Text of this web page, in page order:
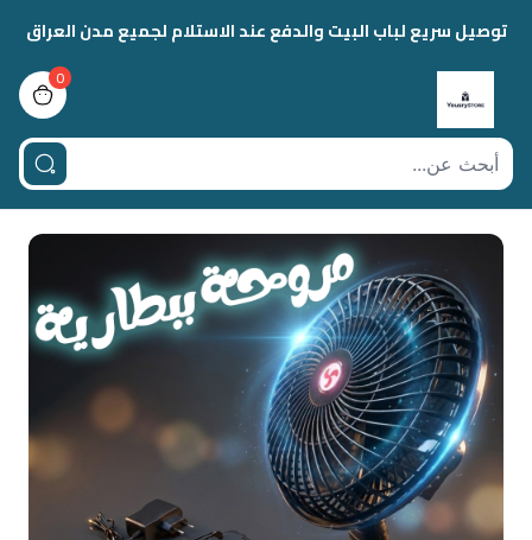
توصيل سريع لباب البيت والدفع عند الاستلام لجميع مدن العراق
0
bag